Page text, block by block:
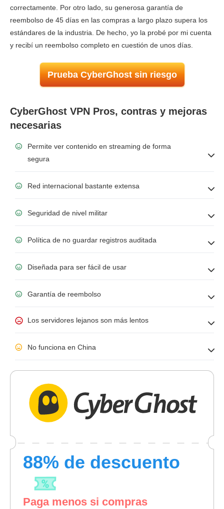
correctamente. Por otro lado, su generosa garantía de
reembolso de 45 días en las compras a largo plazo supera los
estándares de la industria. De hecho, yo la probé por mi cuenta
y recibí un reembolso completo en cuestión de unos días.
Prueba CyberGhost sin riesgo
CyberGhost VPN Pros, contras y mejoras
necesarias
Permite ver contenido en streaming de forma
segura
Red internacional bastante extensa
Seguridad de nivel militar
Política de no guardar registros auditada
Diseñada para ser fácil de usar
Garantía de reembolso
Los servidores lejanos son más lentos
No funciona en China
88% de descuento
Paga menos si compras